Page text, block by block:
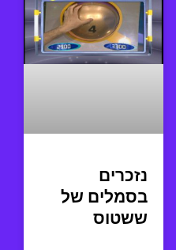
נזכרים
בסמלים של
ששטוס